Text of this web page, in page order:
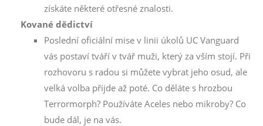
získáte některé otřesné znalosti.
Kované dědictví
Poslední oficiální mise v linii úkolů UC Vanguard
vás postaví tváří v tvář muži, který za vším stojí. Při
rozhovoru s radou si můžete vybrat jeho osud, ale
velká volba přijde až poté. Co děláte s hrozbou
Terrormorph? Používáte Aceles nebo mikroby? Co
bude dál, je na vás.